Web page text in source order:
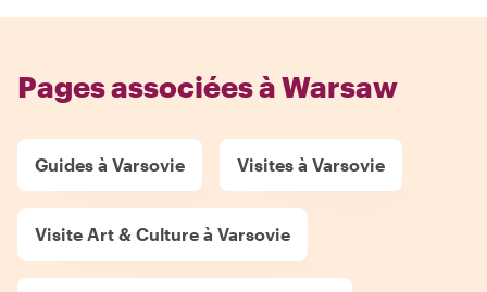
Pages associées à Warsaw
Guides à Varsovie Visites à Varsovie
Visite Art & Culture à Varsovie